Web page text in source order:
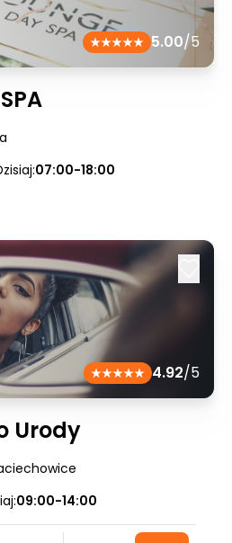
5.00/5
07:00-18:00
4.92/5
Urody
09:00-14:00